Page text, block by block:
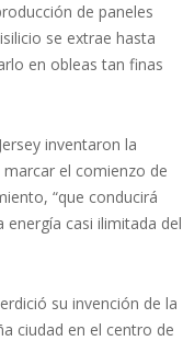
de paneles
se extrae hasta
en obleas tan finas
inventaron la
el comienzo de
“que conducirá
casi ilimitada del
su invención de la
ciudad en el centro de